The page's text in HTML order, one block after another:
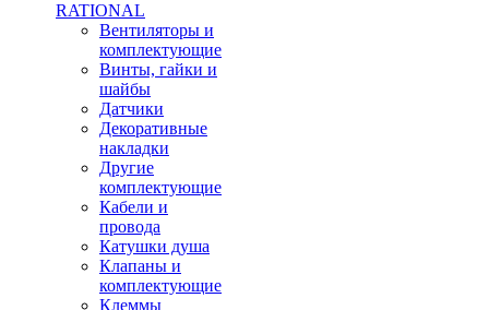
RATIONAL
Вентиляторы и
комплектующие
Винты, гайки и
шайбы
Датчики
Декоративные
накладки
Другие
комплектующие
Кабели и
провода
Катушки душа
Клапаны и
комплектующие
Клеммы